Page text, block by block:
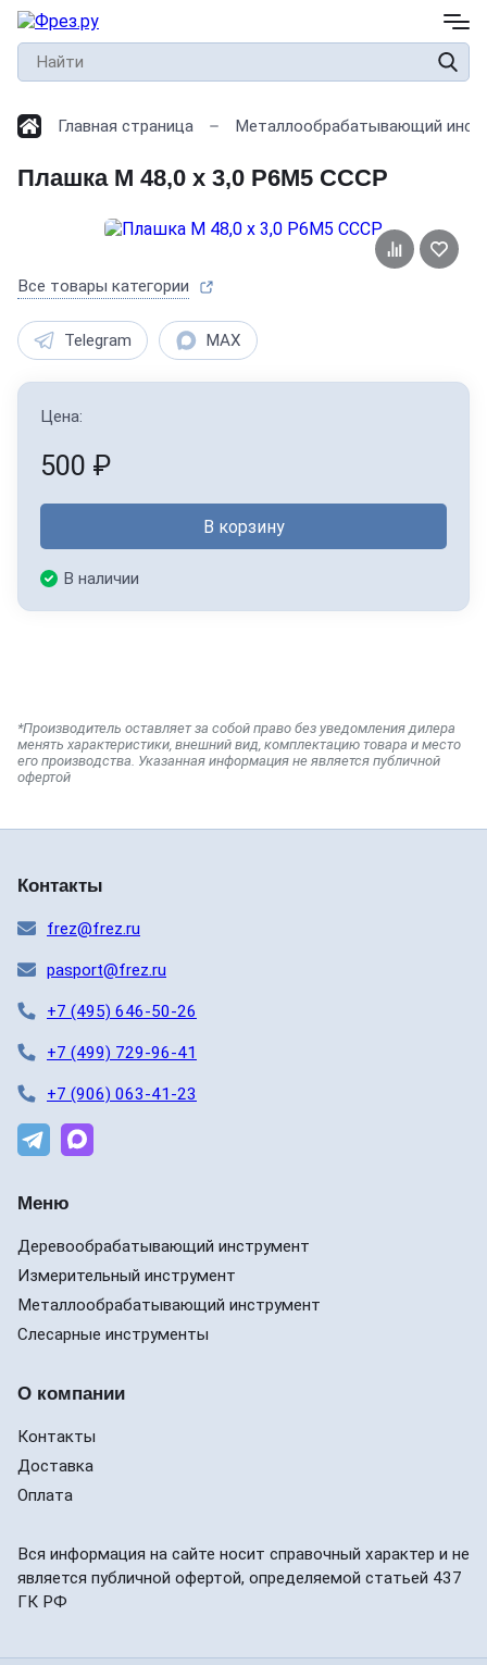
Главная страница Металлообрабатывающий
Плашка М 48,0 х 3,0 Р6М5 СССР
Все товары категории
Telegram MAX
Цена:
500 ₽
В корзину
В наличии
*Производитель оставляет за собой право без уведомления дилера
менять характеристики, внешний вид, комплектацию товара и место
его производства. Указанная информация не является публичной
офертой
Контакты
frez@frez.ru
pasport@frez.ru
+7 (495) 646-50-26
+7 (499) 729-96-41
+7 (906) 063-41-23
Меню
Деревообрабатывающий инструмент
Измерительный инструмент
Металлообрабатывающий инструмент
Слесарные инструменты
О компании
Контакты
Доставка
Оплата
Вся информация на сайте носит справочный характер и не
является публичной офертой, определяемой статьей 437
ГК РФ